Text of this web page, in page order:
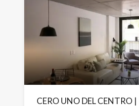
CERO UNO DEL CENTRO |